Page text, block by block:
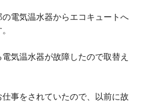
電気温水器からエコキュートへ
気温水器が故障したので取替え
事をされていたので、以前に故